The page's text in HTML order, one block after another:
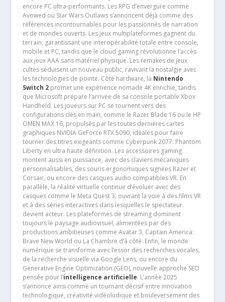
encore PC ultra-performants. Les RPG d’envergure comme
Avowed ou Star Wars Outlaws s’annoncent déjà comme des
références incontournables pour les passionnés de narration
et de mondes ouverts. Les jeux multiplateformes gagnent du
terrain, garantissant une interopérabilité totale entre console,
mobile et PC, tandis que le cloud gaming révolutionne l’accès
aux jeux AAA sans matériel physique. Les remakes de jeux
cultes séduisent un nouveau public, ravivant la nostalgie avec
les technologies de pointe. Côté hardware, la Nintendo
Switch 2promet une expérience nomade 4K enrichie, tandis
que Microsoft prépare l’arrivée de sa console portable Xbox
Handheld. Les joueurs sur PC se tournent vers des
configurations clés en main, comme le Razer Blade 16 ou le HP
OMEN MAX 16, propulsés par les toutes dernières cartes
graphiques NVIDIA GeForce RTX 5090, idéales pour faire
tourner des titres exigeants comme Cyberpunk 2077: Phantom
Liberty en ultra haute définition. Les accessoires gaming
montent aussi en puissance, avec des claviers mécaniques
personnalisables, des souris ergonomiques signées Razer et
Corsair, ou encore des casques audio compatibles VR. En
parallèle, la réalité virtuelle continue d’évoluer avec des
casques comme le Meta Quest 3, ouvrant la voie à des films VR
et à des séries interactives dans lesquelles le spectateur
devient acteur. Les plateformes de streaming dominent
toujours le paysage audiovisuel, alimentées par des
productions ambitieuses comme Avatar 3, Captain America:
Brave New World ou La Chambre d’à côté. Enfin, le monde
numérique se transforme avec l’essor des recherches vocales,
de la recherche visuelle via Google Lens, ou encore du
Generative Engine Optimization (GEO), nouvelle approche SEO
pensée pour l’intelligence artificielle. L’année 2025
s’annonce ainsi comme un tournant décisif entre innovation
technologique, créativité vidéoludique et bouleversement des